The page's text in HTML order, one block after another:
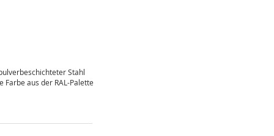
Stahl
Farbe aus der RAL-Palette